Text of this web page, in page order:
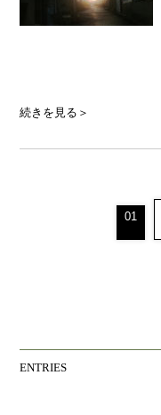
続きを見る＞
01
ENTRIES